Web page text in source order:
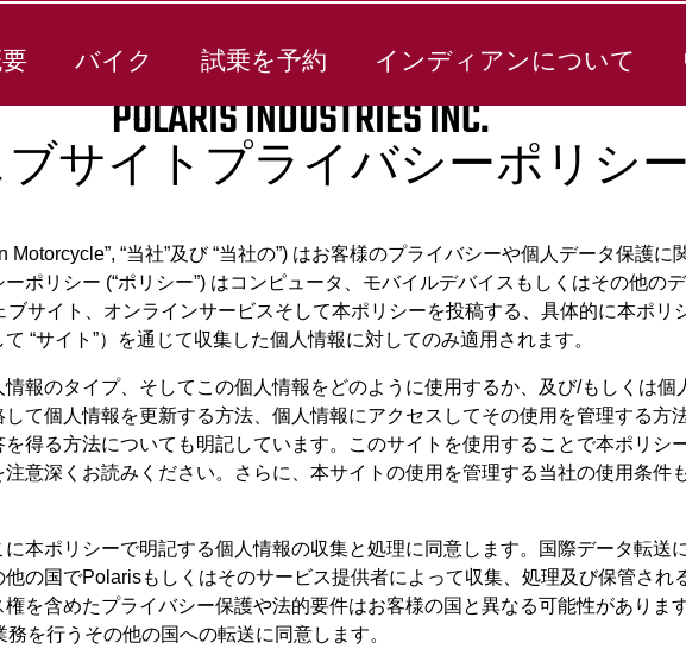
バイク 試乗を予約 インディアンについて
POLARIS INDUSTRIES INC.
サイトプライバシーポリシー
“当社”及び “当社の”) はお客様のプライバシーや個人データ保護
ポリシー (“ポリシー”) はコンピュータ、モバイルデバイスもしくはその他の
サイト、オンラインサービスそして本ポリシーを投稿する、具体的に本ポリ
“サイト”）を通じて収集した個人情報に対してのみ適用されます。
報のタイプ、そしてこの個人情報をどのように使用するか、及び/もしくは個
て個人情報を更新する方法、個人情報にアクセスしてその使用を管理する方
得る方法についても明記しています。このサイトを使用することで本ポリシ
意深くお読みください。さらに、本サイトの使用を管理する当社の使用条件
本ポリシーで明記する個人情報の収集と処理に同意します。国際データ転送
の国でPolarisもしくはそのサービス提供者によって収集、処理及び保管され
を含めたプライバシー保護や法的要件はお客様の国と異なる可能性がありま
を行うその他の国への転送に同意します。